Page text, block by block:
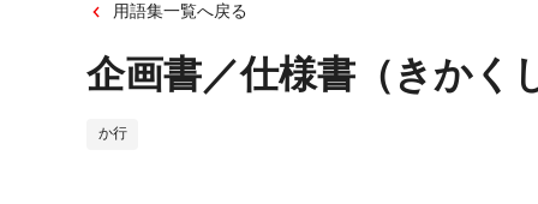
用語集一覧へ戻る
企画書／仕様書（きかく
か行